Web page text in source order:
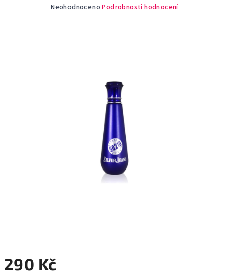
290 Kč
Průměrné
Neohodnoceno Podrobnosti hodnocení